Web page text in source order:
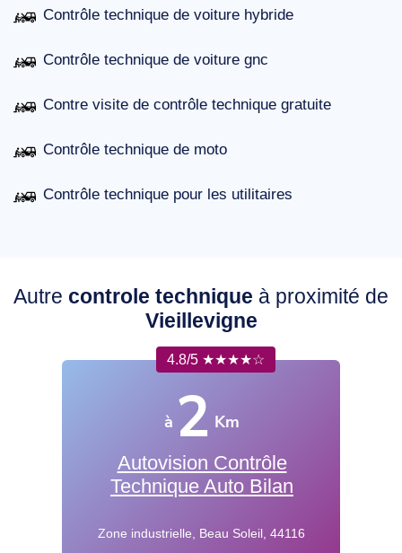
Contrôle technique de voiture hybride
Contrôle technique de voiture gnc
Contre visite de contrôle technique gratuite
Contrôle technique de moto
Contrôle technique pour les utilitaires
Autre controle technique à proximité de
Vieillevigne
4.8/5 ★★★★☆
à 2 Km
Autovision Contrôle
Technique Auto Bilan
Zone industrielle, Beau Soleil, 44116